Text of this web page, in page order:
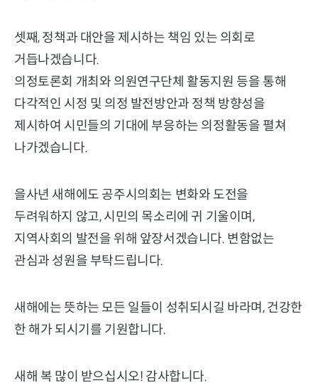
셋째, 정책과 대안을 제시하는 책임 있는 의회로
거듭나겠습니다.
의정토론회 개최와 의원연구단체 활동지원 등을 통해
다각적인 시정 및 의정 발전방안과 정책 방향성을
제시하여 시민들의 기대에 부응하는 의정활동을 펼쳐
나가겠습니다.
을사년 새해에도 공주시의회는 변화와 도전을
두려워하지 않고, 시민의 목소리에 귀 기울이며,
지역사회의 발전을 위해 앞장서겠습니다. 변함없는
관심과 성원을 부탁드립니다.
새해에는 뜻하는 모든 일들이 성취되시길 바라며, 건강한
한 해가 되시기를 기원합니다.
새해 복 많이 받으십시오! 감사합니다.